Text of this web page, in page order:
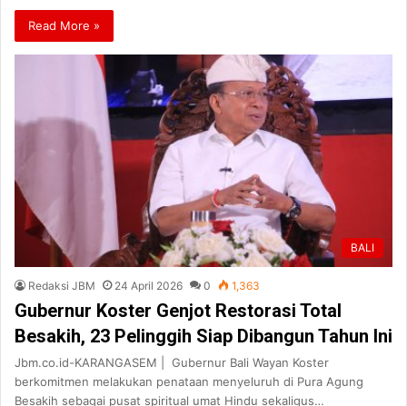
Read More »
BALI
Redaksi JBM 24 April 2026 0 1,363
Gubernur Koster Genjot Restorasi Total
Besakih, 23 Pelinggih Siap Dibangun Tahun Ini
Jbm.co.id-KARANGASEM | Gubernur Bali Wayan Koster
berkomitmen melakukan penataan menyeluruh di Pura Agung
Besakih sebagai pusat spiritual umat Hindu sekaligus…